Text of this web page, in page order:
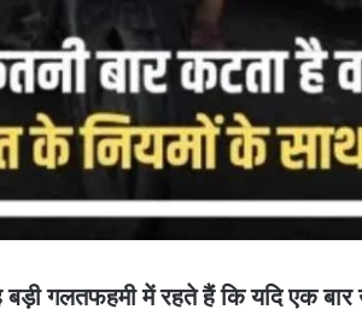
गलतफहमी में रहते हैं कि यदि एक